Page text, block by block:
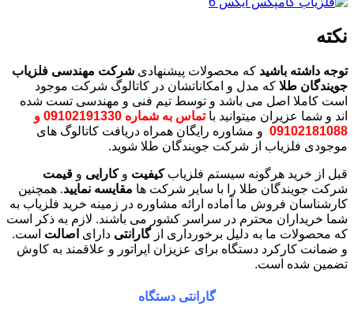
نکته
توجه داشته باشید که محصولات پیشنهادی شرکت مهندسی فلزیاب
جویندگان طلا که مدل و امکاناتشان در کاتالوگ شرکت موجود
است کاملا اصل می باشد و توسط تیم فنی و مهندسی تست شده
اند و شما عزیران میتوانید با
تماس به شماره 09102191330 و
09102181088 و مشاوره رایگان همراه دریافت کاتالوگ های
موجودی فلزیاب از شرکت جویندگان طلا شوید.
قبل از خرید هرگونه سیستم فلزیابکیفیت وکارایی و قیمت
شرکت جویندگان طلا را با سایر شرکت ها مقایسه نمایید. همچنین
کارشناسان فروش ما آماده ارائه مشاوره در زمینه خرید فلزیاب به
شما خریداران محترم در سراسر کشور می باشند. لازم به ذکر است
که محصولات ما به دلیل برخورداری ازگارانتی دارای اصالت است.
و ضمانت کارکرد دستگاه برای عزیزان اپراتور و علاقمند به کاوش
تضمین شده است.
گارانتی دستگاه